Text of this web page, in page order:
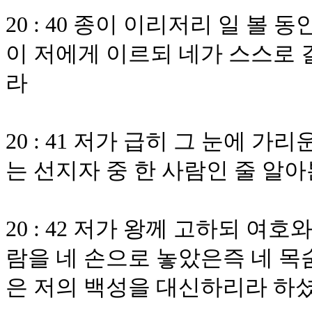
20 : 40 종이 이리저리 일 볼 동
이 저에게 이르되 네가 스스로
라
20 : 41 저가 급히 그 눈에 가리
는 선지자 중 한 사람인 줄 알
20 : 42 저가 왕께 고하되 여호
람을 네 손으로 놓았은즉 네
은 저의 백성을 대신하리라 하